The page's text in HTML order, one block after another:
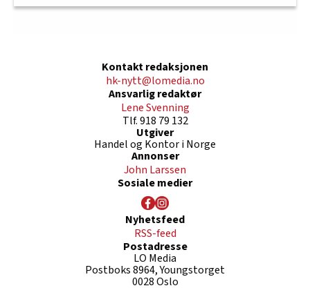
Kontakt redaksjonen
hk-nytt@lomedia.no
Ansvarlig redaktør
Lene Svenning
Tlf. 918 79 132
Utgiver
Handel og Kontor i Norge
Annonser
John Larssen
Sosiale medier
Nyhetsfeed
RSS-feed
Postadresse
LO Media
Postboks 8964, Youngstorget
0028 Oslo